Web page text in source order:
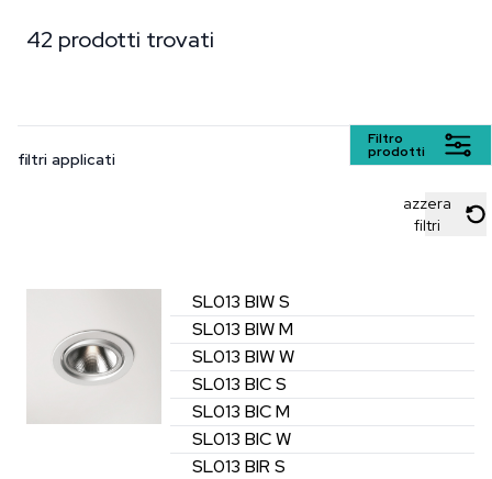
42 prodotti trovati
filtri applicati
azzera
filtri
SL013 BIW S
SL013 BIW M
SL013 BIW W
SL013 BIC S
SL013 BIC M
SL013 BIC W
SL013 BIR S
Filtro
prodotti